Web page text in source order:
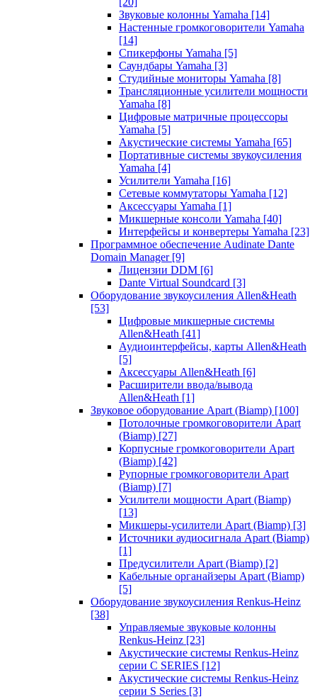
Звуковые колонны Yamaha [14]
Настенные громкоговорители Yamaha
[14]
Спикерфоны Yamaha [5]
Саундбары Yamaha [3]
Студийные мониторы Yamaha [8]
Трансляционные усилители мощности
Yamaha [8]
Цифровые матричные процессоры
Yamaha [5]
Акустические системы Yamaha [65]
Портативные системы звукоусиления
Yamaha [4]
Усилители Yamaha [16]
Сетевые коммутаторы Yamaha [12]
Аксессуары Yamaha [1]
Микшерные консоли Yamaha [40]
Интерфейсы и конвертеры Yamaha [23]
Программное обеспечение Audinate Dante
Domain Manager [9]
Лицензии DDM [6]
Dante Virtual Soundcard [3]
Оборудование звукоусиления Allen&Heath
[53]
Цифровые микшерные системы
Allen&Heath [41]
Аудиоинтерфейсы, карты Allen&Heath
[5]
Аксессуары Allen&Heath [6]
Расширители ввода/вывода
Allen&Heath [1]
Звуковое оборудование Apart (Biamp) [100]
Потолочные громкоговорители Apart
(Biamp) [27]
Корпусные громкоговорители Apart
(Biamp) [42]
Рупорные громкоговорители Apart
(Biamp) [7]
Усилители мощности Apart (Biamp)
[13]
Микшеры-усилители Apart (Biamp) [3]
Источники аудиосигнала Apart (Biamp)
[1]
Предусилители Apart (Biamp) [2]
Кабельные органайзеры Apart (Biamp)
[5]
Оборудование звукоусиления Renkus-Heinz
[38]
Управляемые звуковые колонны
Renkus-Heinz [23]
Акустические системы Renkus-Heinz
серии C SERIES [12]
Акустические системы Renkus-Heinz
серии S Series [3]